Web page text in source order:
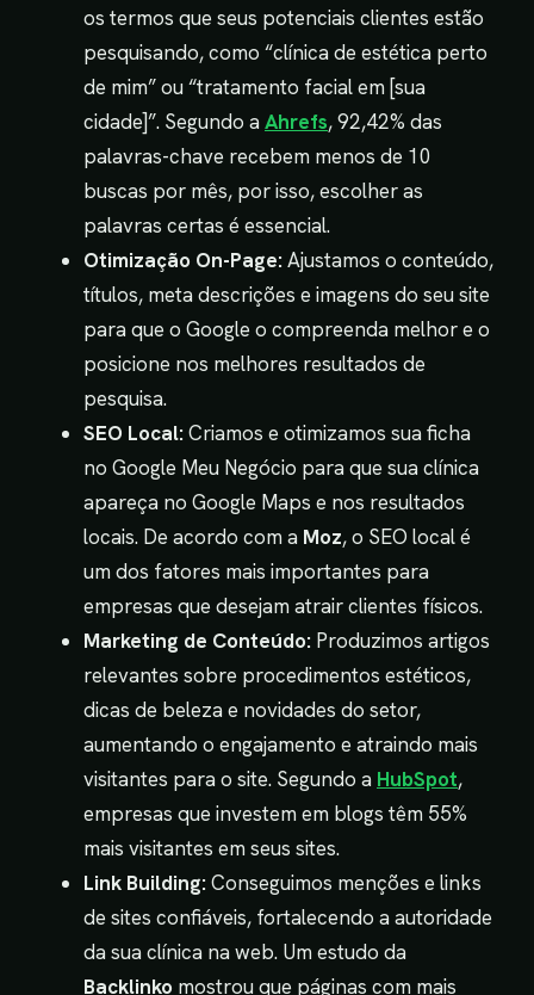
os termos que seus potenciais clientes estão
pesquisando, como “clínica de estética perto
de mim” ou “tratamento facial em [sua
cidade]”. Segundo aAhrefs, 92,42% das
palavras-chave recebem menos de 10
buscas por mês, por isso, escolher as
palavras certas é essencial.
Otimização On-Page:Ajustamos o conteúdo,
títulos, meta descrições e imagens do seu site
para que o Google o compreenda melhor e o
posicione nos melhores resultados de
pesquisa.
SEO Local:Criamos e otimizamos sua ficha
no Google Meu Negócio para que sua clínica
apareça no Google Maps e nos resultados
locais. De acordo com a Moz, o SEO local é
um dos fatores mais importantes para
empresas que desejam atrair clientes físicos.
Marketing de Conteúdo: Produzimos artigos
relevantes sobre procedimentos estéticos,
dicas de beleza e novidades do setor,
aumentando o engajamento e atraindo mais
visitantes para o site. Segundo a HubSpot,
empresas que investem em blogs têm 55%
mais visitantes em seus sites.
Link Building:Conseguimos menções e links
de sites confiáveis, fortalecendo a autoridade
da sua clínica na web. Um estudo da
Backlinko mostrou que páginas com mais